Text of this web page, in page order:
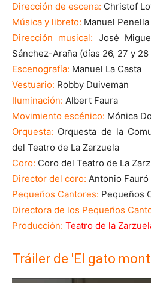
Dirección de escena: Christof
Música y libreto: Manuel Penella
Dirección musical: José
Sánchez-Araña (días 26, 27 y
Escenografía: Manuel La Casta
Vestuario: Robby Duiveman
Iluminación: Albert Faura
Movimiento escénico: Mónica
Orquesta: Orquesta de la
del Teatro de La Zarzuela
Coro: Coro del Teatro de La
Director del coro: Antonio Fauró
Pequeños Cantores: Pequeños
Directora de los Pequeños
Producción: Teatro de la
Tráiler de 'El gato